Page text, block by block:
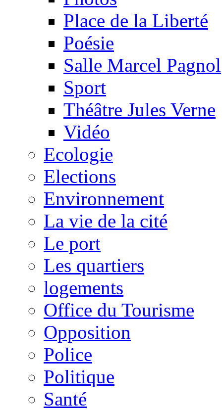
Place de la Liberté
Poésie
Salle Marcel Pagnol
Sport
Théâtre Jules Verne
Vidéo
Ecologie
Elections
Environnement
La vie de la cité
Le port
Les quartiers
logements
Office du Tourisme
Opposition
Police
Politique
Santé